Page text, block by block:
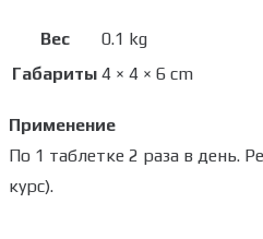
Вес
0.1 kg
Габариты 4 × 4 × 6 cm
Применение
По 1 таблетке 2 раза в день.
курс).